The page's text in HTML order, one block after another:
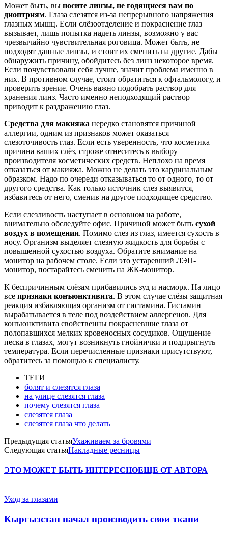
Может быть, вы носите линзы, не годящиеся вам по
диоптриям. Глаза слезятся из-за непрерывного напряжения
глазных мышц. Если слёзоотделение и покраснение глаз
вызывает, лишь попытка надеть линзы, возможно у вас
чрезвычайно чувствительная роговица. Может быть, не
подходят данные линзы, и стоит их сменить на другие. Дабы
обнаружить причину, обойдитесь без линз некоторое время.
Если почувствовали себя лучше, значит проблема именно в
них. В противном случае, стоит обратиться к офтальмологу, и
проверить зрение. Очень важно подобрать раствор для
хранения линз. Часто именно неподходящий раствор
приводит к раздражению глаз.
Средства для макияжа нередко становятся причиной
аллергии, одним из признаков может оказаться
слезоточивость глаз. Если есть уверенность, что косметика
причина ваших слёз, строже отнеситесь к выбору
производителя косметических средств. Неплохо на время
отказаться от макияжа. Можно не делать это кардинальным
образком. Надо по очереди отказываться то от одного, то от
другого средства. Как только источник слез выявится,
избавитесь от него, сменив на другое подходящее средство.
Если слезливость наступает в основном на работе,
внимательно обследуйте офис. Причиной может быть сухой
воздух в помещении. Помимо слез из глаз, имеется сухость в
носу. Организм выделяет слезную жидкость для борьбы с
повышенной сухостью воздуха. Обратите внимание на
монитор на рабочем столе. Если это устаревший ЛЭП-
монитор, постарайтесь сменить на ЖК-монитор.
К беспричинным слёзам прибавились зуд и насморк. На лицо
все признаки конъюнктивита. В этом случае слёзы защитная
реакция избавляющая организм от гистамина. Гистамин
вырабатывается в теле под воздействием аллергенов. Для
конъюнктивита свойственны покрасневшие глаза от
полопавшихся мелких кровеносных сосудиков. Ощущение
песка в глазах, могут возникнуть гнойнички и подпрыгнуть
температура. Если перечисленные признаки присутствуют,
обратитесь за помощью к специалисту.
ТЕГИ
болят и слезятся глаза
на улице слезятся глаза
почему слезятся глаза
слезятся глаза
слезятся глаза что делать
Предыдущая статьяУхаживаем за бровями
Следующая статьяНакладные ресницы
ЭТО МОЖЕТ БЫТЬ ИНТЕРЕСНОЕЩЕ ОТ АВТОРА
Уход за глазами
Кыргызстан начал производить свои ткани